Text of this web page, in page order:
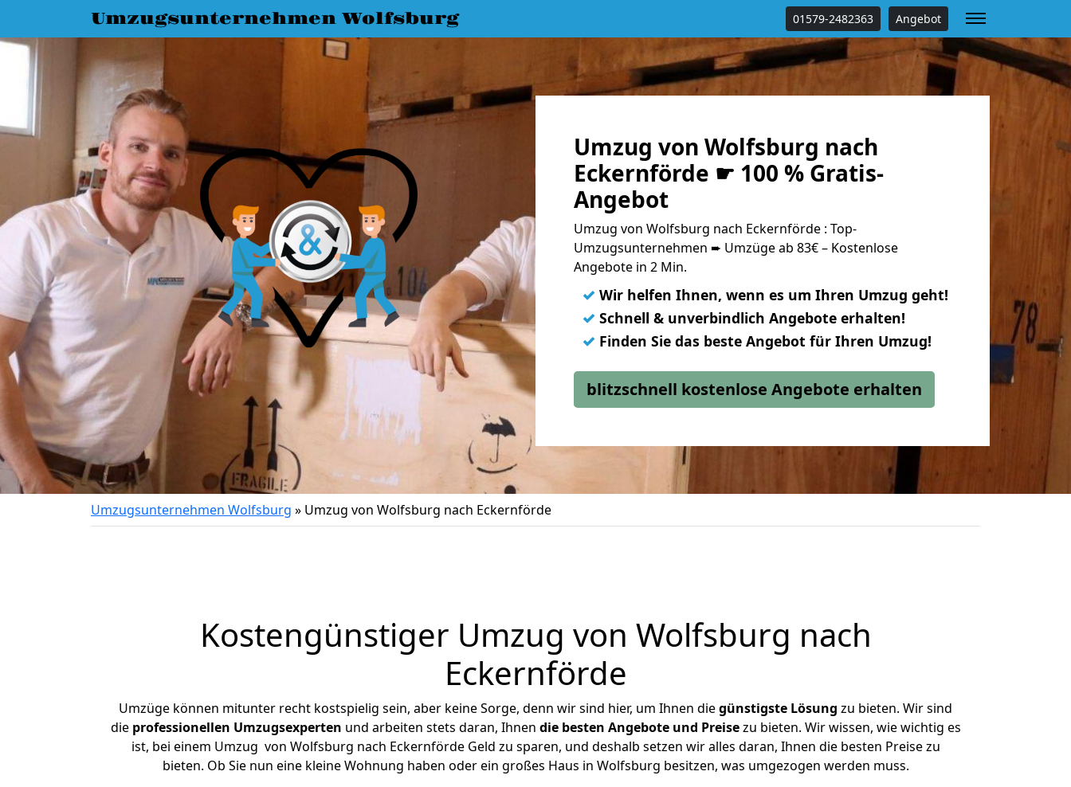
Umzugsunternehmen Wolfsburg 01579-2482363 Angebot
Umzug von Wolfsburg nach
Eckernförde ☛ 100 % Gratis-
Angebot
Umzug von Wolfsburg nach Eckernförde : Top-
Umzugsunternehmen ➨ Umzüge ab 83€ – Kostenlose
Angebote in 2 Min.
✓ Wir helfen Ihnen, wenn es um Ihren Umzug geht!
✓ Schnell & unverbindlich Angebote erhalten!
✓ Finden Sie das beste Angebot für Ihren Umzug!
blitzschnell kostenlose Angebote erhalten
Umzugsunternehmen Wolfsburg » Umzug von Wolfsburg nach Eckernförde
Kostengünstiger Umzug von Wolfsburg nach
Eckernförde
Umzüge können mitunter recht kostspielig sein, aber keine Sorge, denn wir sind hier, um Ihnen diegünstigste Lösung zu bieten. Wir sind
die professionellen Umzugsexperten und arbeiten stets daran, Ihnen die besten Angebote und Preisezu bieten. Wir wissen, wie wichtig es
ist, bei einem Umzug von Wolfsburg nach Eckernförde Geld zu sparen, und deshalb setzen wir alles daran, Ihnen die besten Preise zu
bieten. Ob Sie nun eine kleine Wohnung haben oder ein großes Haus in Wolfsburg besitzen, was umgezogen werden muss.